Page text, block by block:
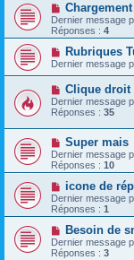
Dernier message
Réponses : 4
Rubriques
Dernier message
Clique droit
Dernier message
Réponses : 35
Super mais
Dernier message
Réponses : 10
icone de
Dernier message
Réponses : 1
Besoin de
Dernier message
Réponses : 3